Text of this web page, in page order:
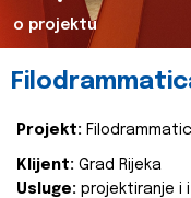
o projektu
Projekt:
Klijent: Grad Rijeka
Usluge: projektiranje i